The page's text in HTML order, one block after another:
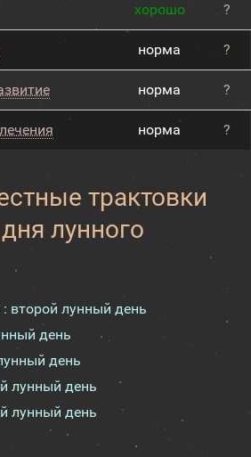
хорошо ?
норма ?
норма ?
норма ?
трактовки
лунного
второй лунный день
день
день
лунный день
лунный день